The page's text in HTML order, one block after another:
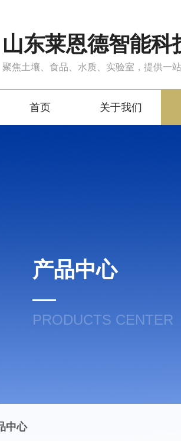
山东莱恩德智能科
聚焦土壤、食品、水质、实验室，提供一
首页 关于我们
产品中心
PRODUCTS CENTER
中心